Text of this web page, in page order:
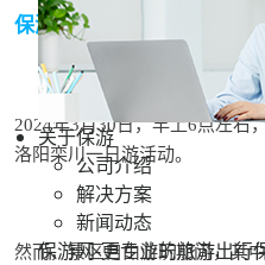
关于保游
公司介绍
解决方案
新闻动态
保游网-更专业的旅游出行
保游旅意险旅责险全赔付！
2024年3月30日，早上6点左右
洛阳栾川一日游活动。
然而，景区自由游玩期间，其